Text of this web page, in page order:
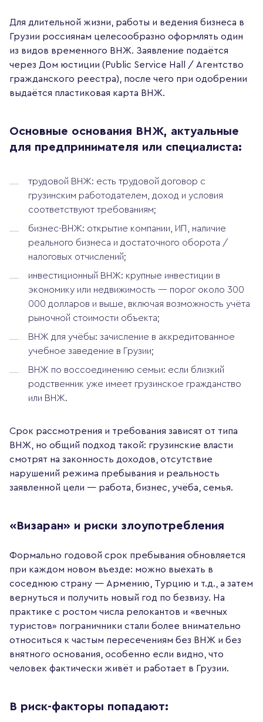
Для длительной жизни, работы и ведения бизнеса в
Грузии россиянам целесообразно оформлять один
из видов временного ВНЖ. Заявление подаётся
через Дом юстиции (Public Service Hall / Агентство
гражданского реестра), после чего при одобрении
выдаётся пластиковая карта ВНЖ.
Основные основания ВНЖ, актуальные
для предпринимателя или специалиста:
трудовой ВНЖ: есть трудовой договор с
грузинским работодателем, доход и условия
соответствуют требованиям;
бизнес-ВНЖ: открытие компании, ИП, наличие
реального бизнеса и достаточного оборота /
налоговых отчислений;
инвестиционный ВНЖ: крупные инвестиции в
экономику или недвижимость — порог около 300
000 долларов и выше, включая возможность учёта
рыночной стоимости объекта;
ВНЖ для учёбы: зачисление в аккредитованное
учебное заведение в Грузии;
ВНЖ по воссоединению семьи: если близкий
родственник уже имеет грузинское гражданство
или ВНЖ.
Срок рассмотрения и требования зависят от типа
ВНЖ, но общий подход такой: грузинские власти
смотрят на законность доходов, отсутствие
нарушений режима пребывания и реальность
заявленной цели — работа, бизнес, учёба, семья.
«Визаран» и риски злоупотребления
Формально годовой срок пребывания обновляется
при каждом новом въезде: можно выехать в
соседнюю страну — Армению, Турцию и т.д., а затем
вернуться и получить новый год по безвизу. На
практике с ростом числа релокантов и «вечных
туристов» пограничники стали более внимательно
относиться к частым пересечениям без ВНЖ и без
внятного основания, особенно если видно, что
человек фактически живёт и работает в Грузии.
В риск-факторы попадают: